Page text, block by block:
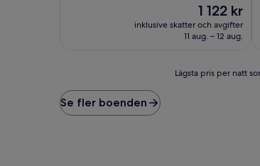
(101 recensioner)
Priset
är
1 122 kr
1 122 kr
inklusive skatter och avgifter
11 aug. – 12 aug.
per
natt
Lägsta pris per natt
Se fler boenden